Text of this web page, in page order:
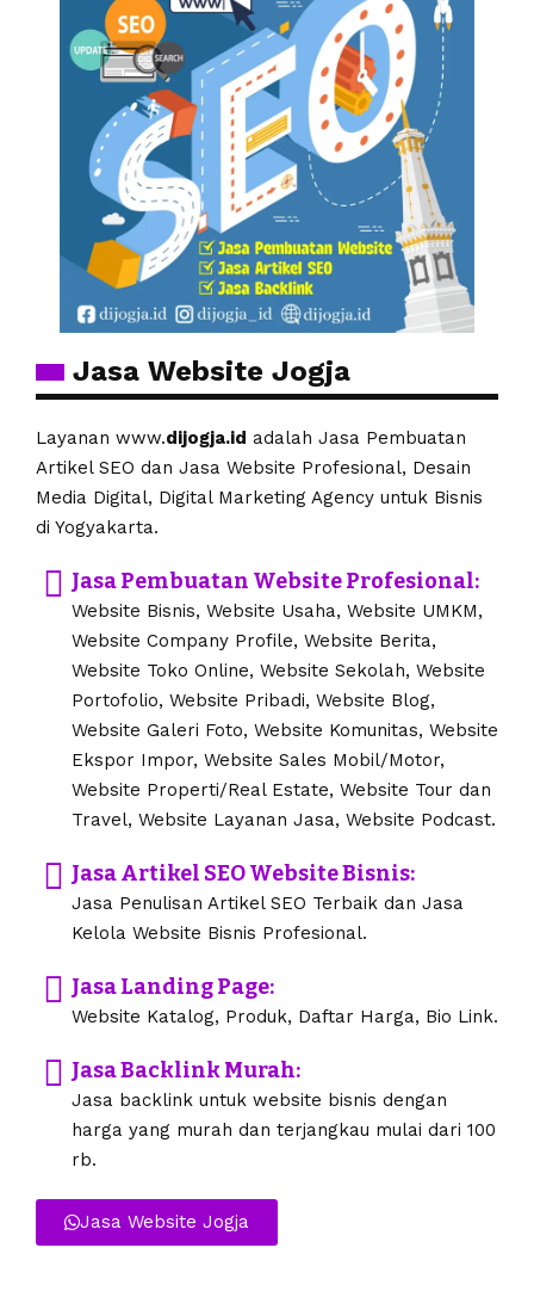
Jasa Website Jogja
Layanan www.dijogja.id adalah Jasa Pembuatan
Artikel SEO dan Jasa Website Profesional, Desain
Media Digital, Digital Marketing Agency untuk Bisnis
di Yogyakarta.
Jasa Pembuatan Website Profesional:
Website Bisnis, Website Usaha, Website UMKM,
Website Company Profile, Website Berita,
Website Toko Online, Website Sekolah, Website
Portofolio, Website Pribadi, Website Blog,
Website Galeri Foto, Website Komunitas, Website
Ekspor Impor, Website Sales Mobil/Motor,
Website Properti/Real Estate, Website Tour dan
Travel, Website Layanan Jasa, Website Podcast.
Jasa Artikel SEO Website Bisnis:
Jasa Penulisan Artikel SEO Terbaik dan Jasa
Kelola Website Bisnis Profesional.
Jasa Landing Page:
Website Katalog, Produk, Daftar Harga, Bio Link.
Jasa Backlink Murah:
Jasa backlink untuk website bisnis dengan
harga yang murah dan terjangkau mulai dari 100
rb.
Jasa Website Jogja